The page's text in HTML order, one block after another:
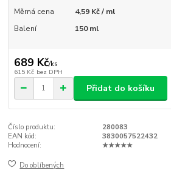
Měrná cena
4,59 Kč / ml
Balení
150 ml
689 Kč/ks
615 Kč bez DPH
Přidat do košíku
Číslo produktu:
280083
EAN kód:
3830057522432
Hodnocení:
★★★★★
Do oblíbených